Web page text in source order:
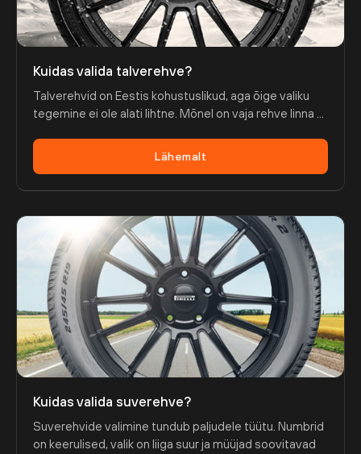
Kuidas valida talverehve?
Talverehvid on Eestis kohustuslikud, aga õige valiku
tegemine ei ole alati lihtne. Mõnel on vaja rehve linna ...
Lähemalt
Kuidas valida suverehve?
Suverehvide valimine tundub paljudele tüütu. Numbrid
on keerulised, valik on liiga suur ja müüjad soovitavad